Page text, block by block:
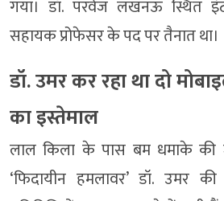
गया। डॉ. परवेज लखनऊ स्थित
सहायक प्रोफेसर के पद पर तैनात था।
डॉ. उमर कर रहा था दो
का इस्तेमाल
लाल किला के पास बम धमाके की
‘फिदायीन हमलावर’ डॉ. उमर